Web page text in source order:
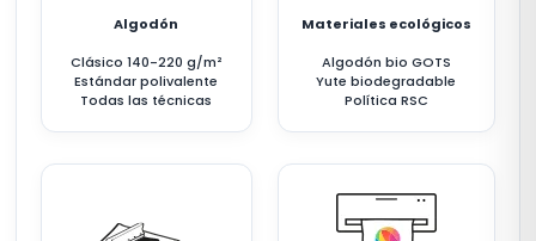
Algodón
Clásico 140-220 g/m²
Estándar polivalente
Todas las técnicas
Materiales ecológicos
Algodón bio GOTS
Yute biodegradable
Política RSC